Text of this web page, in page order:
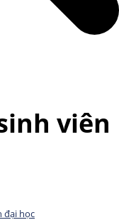
viên
đại học